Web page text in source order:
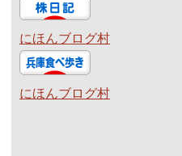
にほんブログ村
にほんブログ村